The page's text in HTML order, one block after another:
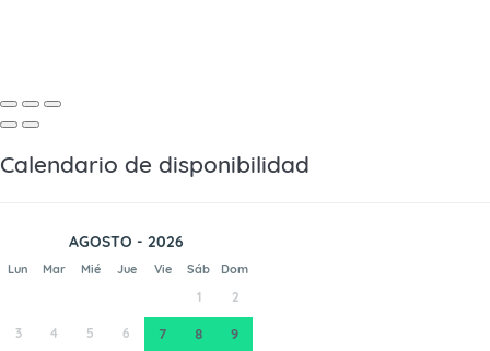
Calendario de disponibilidad
AGOSTO - 2026
Lun Mar Mié Jue Vie Sáb Dom
1 2
3 4 5 6 7 8 9